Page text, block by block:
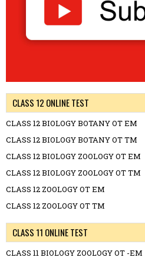
CLASS 12 ONLINE TEST
CLASS 12 BIOLOGY BOTANY OT EM
CLASS 12 BIOLOGY BOTANY OT TM
CLASS 12 BIOLOGY ZOOLOGY OT EM
CLASS 12 BIOLOGY ZOOLOGY OT TM
CLASS 12 ZOOLOGY OT EM
CLASS 12 ZOOLOGY OT TM
CLASS 11 ONLINE TEST
CLASS 11 BIOLOGY ZOOLOGY OT -EM